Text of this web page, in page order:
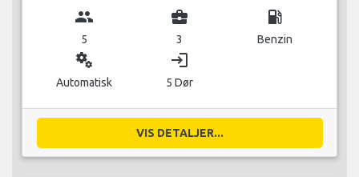
group
5
business_center
3
local_gas_station
Benzin
miscellaneous_services
Automatisk
login
5 Dør
VIS DETALJER...